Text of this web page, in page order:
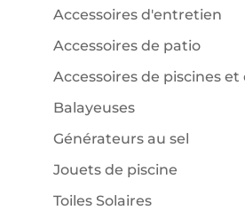
Accessoires d'entretien
Accessoires de patio
Accessoires de piscines et
Balayeuses
Générateurs au sel
Jouets de piscine
Toiles Solaires